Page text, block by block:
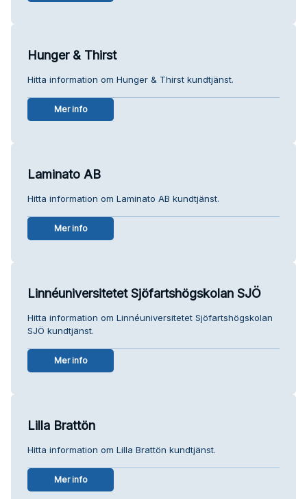
Hunger & Thirst
Hitta information om Hunger & Thirst kundtjänst.
Mer info
Laminato AB
Hitta information om Laminato AB kundtjänst.
Mer info
Linnéuniversitetet Sjöfartshögskolan SJÖ
Hitta information om Linnéuniversitetet Sjöfartshögskolan
SJÖ kundtjänst.
Mer info
Lilla Brattön
Hitta information om Lilla Brattön kundtjänst.
Mer info